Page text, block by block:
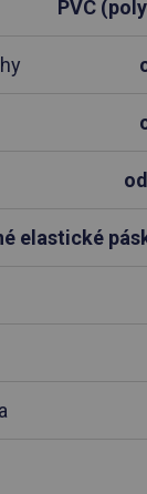
PVC
elastické